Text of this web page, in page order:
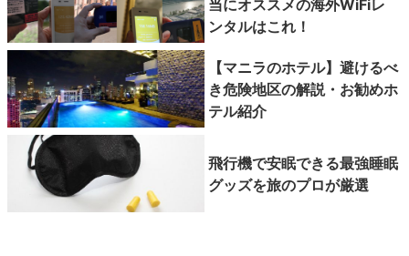
当にオススメの海外WiFiレ
ンタルはこれ！
【マニラのホテル】避けるべ
き危険地区の解説・お勧めホ
テル紹介
飛行機で安眠できる最強睡眠
グッズを旅のプロが厳選